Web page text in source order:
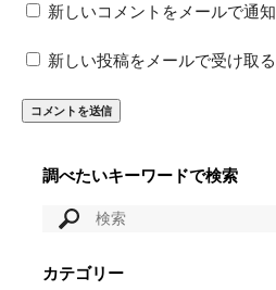
新しいコメントをメールで通知
新しい投稿をメールで受け取る
調べたいキーワードで検索
カテゴリー